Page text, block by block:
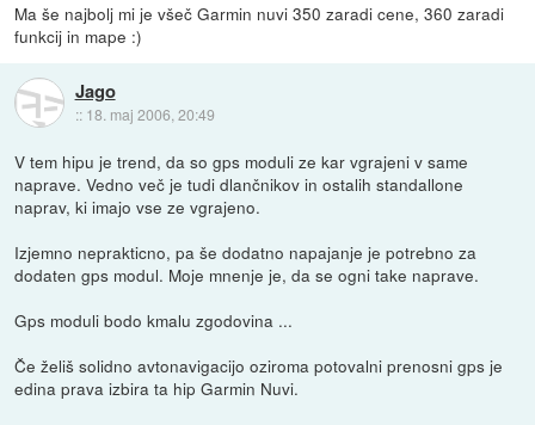
Ma še najbolj mi je všeč Garmin nuvi 350 zaradi cene, 360 zaradi
funkcij in mape :)
Jago
:: 18. maj 2006, 20:49
V tem hipu je trend, da so gps moduli ze kar vgrajeni v same
naprave. Vedno več je tudi dlančnikov in ostalih standallone
naprav, ki imajo vse ze vgrajeno.
Izjemno neprakticno, pa še dodatno napajanje je potrebno za
dodaten gps modul. Moje mnenje je, da se ogni take naprave.
Gps moduli bodo kmalu zgodovina ...
Če želiš solidno avtonavigacijo oziroma potovalni prenosni gps je
edina prava izbira ta hip Garmin Nuvi.